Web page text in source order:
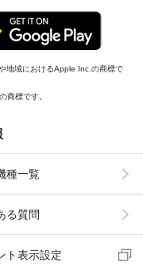
地域におけるApple Inc.の商標で
商標です。
種一覧
る質問
ト表示設定